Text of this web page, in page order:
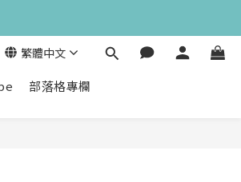
繁體中文
部落格專欄